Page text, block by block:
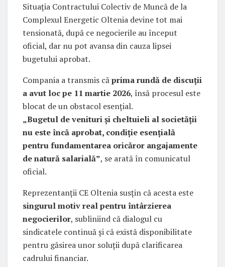
Situația Contractului Colectiv de Muncă de la
Complexul Energetic Oltenia devine tot mai
tensionată, după ce negocierile au început
oficial, dar nu pot avansa din cauza lipsei
bugetului aprobat.
Compania a transmis căprima rundă de discuții
a avut loc pe 11 martie 2026, însă procesul este
blocat de un obstacol esențial.
„Bugetul de venituri și cheltuieli al societății
nu este încă aprobat, condiție esențială
pentru fundamentarea oricăror angajamente
de natură salarială”, se arată în comunicatul
oficial.
Reprezentanții CE Oltenia susțin că acesta este
singurul motiv real pentru întârzierea
negocierilor, subliniind că dialogul cu
sindicatele continuă și că există disponibilitate
pentru găsirea unor soluții după clarificarea
cadrului financiar.